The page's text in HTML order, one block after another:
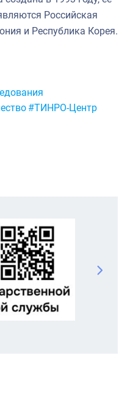
Российская
и Республика Корея.
#ТИНРО-Центр